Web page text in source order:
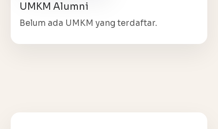
UMKM Alumni
Belum ada UMKM yang terdaftar.